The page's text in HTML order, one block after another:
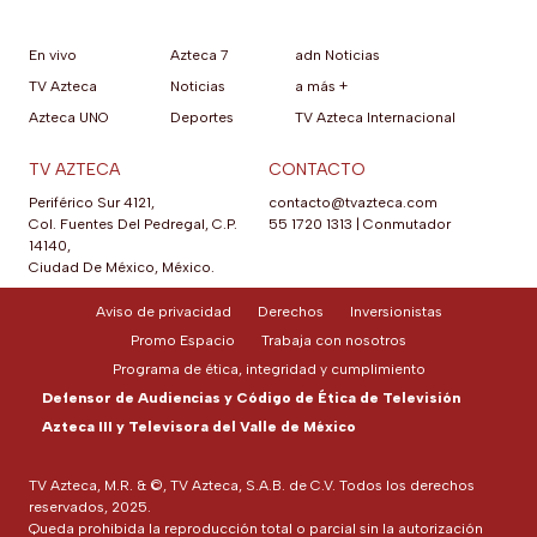
En vivo
TV Azteca
Azteca UNO
Azteca 7
Noticias
Deportes
adn Noticias
a más +
TV Azteca Internacional
TV AZTECA
Periférico Sur 4121,
Col. Fuentes Del Pedregal, C.P.
14140,
Ciudad De México, México.
CONTACTO
contacto@tvazteca.com
55 1720 1313
Conmutador
TV Azteca, M.R. & ©, TV Azteca, S.A.B. de C.V. Todos los derechos
reservados, 2025.
Queda prohibida la reproducción total o parcial sin la autorización
Aviso de privacidad Derechos
Inversionistas
Promo Espacio
Trabaja con nosotros
Programa de ética, integridad y cumplimiento
Defensor de Audiencias y Código de Ética de Televisión
Azteca III y Televisora del Valle de México